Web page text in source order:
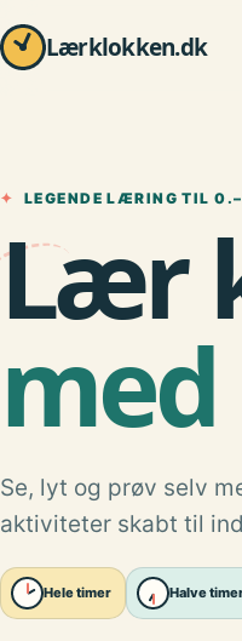
Lærklokken.dk
✦ LEGENDE LÆRING TIL
Lær
Se, lyt og prøv selv
aktiviteter skabt til
Hele timer Halve